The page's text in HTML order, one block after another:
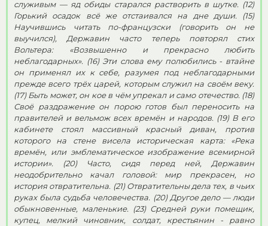
служивым — яд обиды старался растворить в шутке. (12)
Горький осадок всё же отстаивался на дне души. (15)
Научившись читать по-французски (говорить он не
выучился), Державин часто теперь повторял стих
Вольтера: «Возвышенно и прекрасно любить
неблагодарных». (16) Эти слова ему полюбились - втайне
он применял их к себе, разумея под неблагодарными
прежде всего трёх царей, которым служил на своём веку.
(17) Быть может, он кое в чём упрекал и само отечество. (18)
Своё раздражение он порою готов был переносить на
правителей и вельмож всех времён и народов. (19) В его
кабинете стоял массивный красный диван, против
которого на стене висела историческая карта: «Река
времён, или эмблематическое изображение всемирной
истории». (20) Часто, сидя перед ней, Державин
неодобрительно качал головой: мир прекрасен, но
история отвратительна. (21) Отвратительны дела тех, в чьих
руках была судьба человечества. (20) Другое дело — люди
обыкновенные, маленькие. (23) Средней руки помещик,
купец, мелкий чиновник, солдат, крестьянин - равно